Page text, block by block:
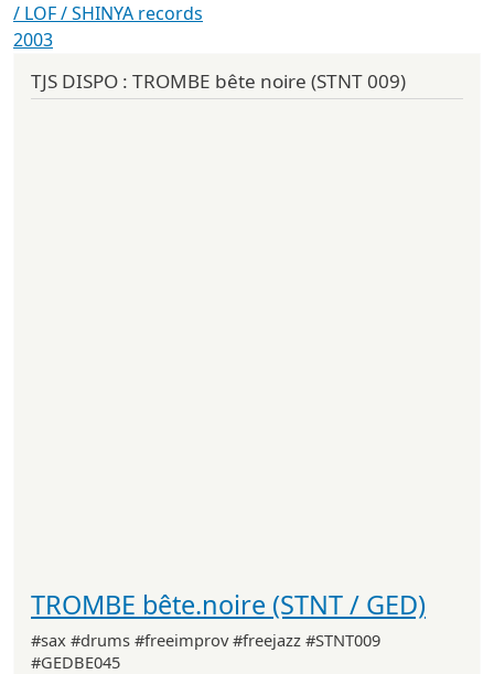
/ LOF / SHINYA records
2003
TJS DISPO : TROMBE bête noire (STNT 009)
TROMBE bête.noire (STNT / GED)
#sax #drums #freeimprov #freejazz #STNT009
#GEDBE045